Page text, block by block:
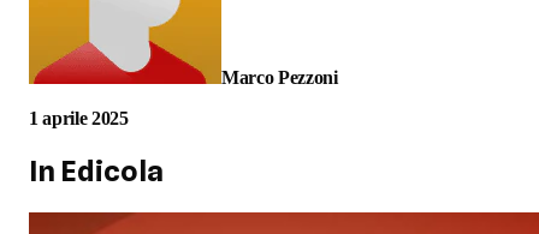
Marco Pezzoni
1 aprile 2025
In Edicola